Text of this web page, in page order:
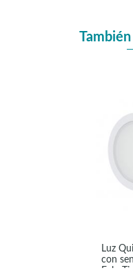
Luz
con
Eglo